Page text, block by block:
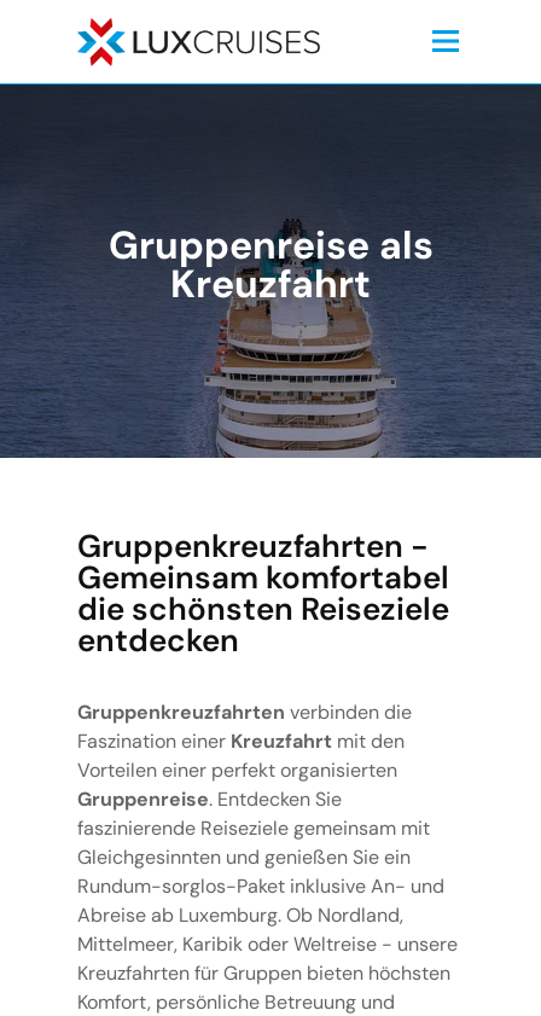
Gruppenreise als
Kreuzfahrt
Gruppenkreuzfahrten -
Gemeinsam komfortabel
die schönsten Reiseziele
entdecken
Gruppenkreuzfahrten verbinden die
Faszination einer Kreuzfahrt mit den
Vorteilen einer perfekt organisierten
Gruppenreise. Entdecken Sie
faszinierende Reiseziele gemeinsam mit
Gleichgesinnten und genießen Sie ein
Rundum-sorglos-Paket inklusive An- und
Abreise ab Luxemburg. Ob Nordland,
Mittelmeer, Karibik oder Weltreise - unsere
Kreuzfahrten für Gruppen bieten höchsten
Komfort, persönliche Betreuung und